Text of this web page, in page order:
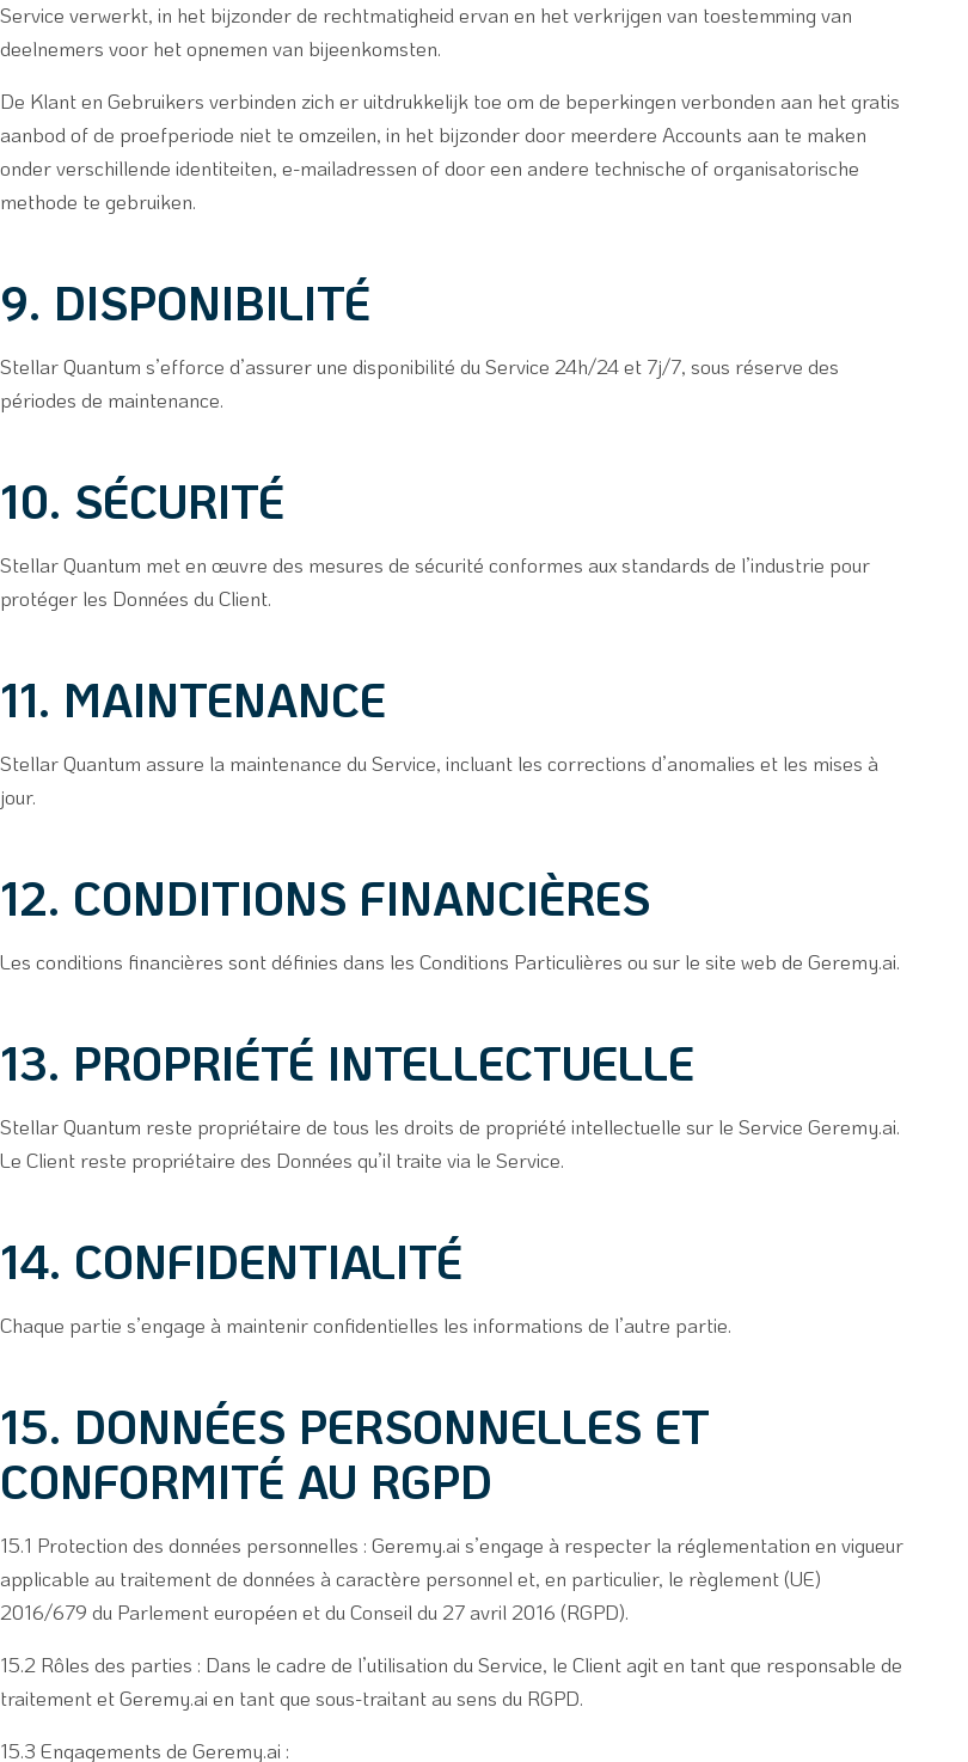
Service verwerkt, in het bijzonder de rechtmatigheid ervan en het verkrijgen van toestemming van
deelnemers voor het opnemen van bijeenkomsten.
De Klant en Gebruikers verbinden zich er uitdrukkelijk toe om de beperkingen verbonden aan het gratis
aanbod of de proefperiode niet te omzeilen, in het bijzonder door meerdere Accounts aan te maken
onder verschillende identiteiten, e-mailadressen of door een andere technische of organisatorische
methode te gebruiken.
9. DISPONIBILITÉ
Stellar Quantum s’efforce d’assurer une disponibilité du Service 24h/24 et 7j/7, sous réserve des
périodes de maintenance.
10. SÉCURITÉ
Stellar Quantum met en œuvre des mesures de sécurité conformes aux standards de l’industrie pour
protéger les Données du Client.
11. MAINTENANCE
Stellar Quantum assure la maintenance du Service, incluant les corrections d’anomalies et les mises à
jour.
12. CONDITIONS FINANCIÈRES
Les conditions financières sont définies dans les Conditions Particulières ou sur le site web de Geremy.ai.
13. PROPRIÉTÉ INTELLECTUELLE
Stellar Quantum reste propriétaire de tous les droits de propriété intellectuelle sur le Service Geremy.ai.
Le Client reste propriétaire des Données qu’il traite via le Service.
14. CONFIDENTIALITÉ
Chaque partie s’engage à maintenir confidentielles les informations de l’autre partie.
15. DONNÉES PERSONNELLES ET
CONFORMITÉ AU RGPD
15.1 Protection des données personnelles : Geremy.ai s’engage à respecter la réglementation en vigueur
applicable au traitement de données à caractère personnel et, en particulier, le règlement (UE)
2016/679 du Parlement européen et du Conseil du 27 avril 2016 (RGPD).
15.2 Rôles des parties : Dans le cadre de l’utilisation du Service, le Client agit en tant que responsable de
traitement et Geremy.ai en tant que sous-traitant au sens du RGPD.
15.3 Engagements de Geremy.ai :